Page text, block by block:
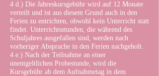
4 d.) Die Jahreskursgebühr wird auf 12 Monate
verteilt und ist aus diesem Grund auch in den
Ferien zu entrichten, obwohl kein Unterricht statt
findet. Unterrichtsstunden, die während des
Schuljahres ausgefallen sind, werden nach
vorheriger Absprache in den Ferien nachgeholt.
4 e.) Nach der Teilnahme an einer
unentgeltlichen Probestunde, wird die
Kursgebühr ab dem Aufnahmetag in dem